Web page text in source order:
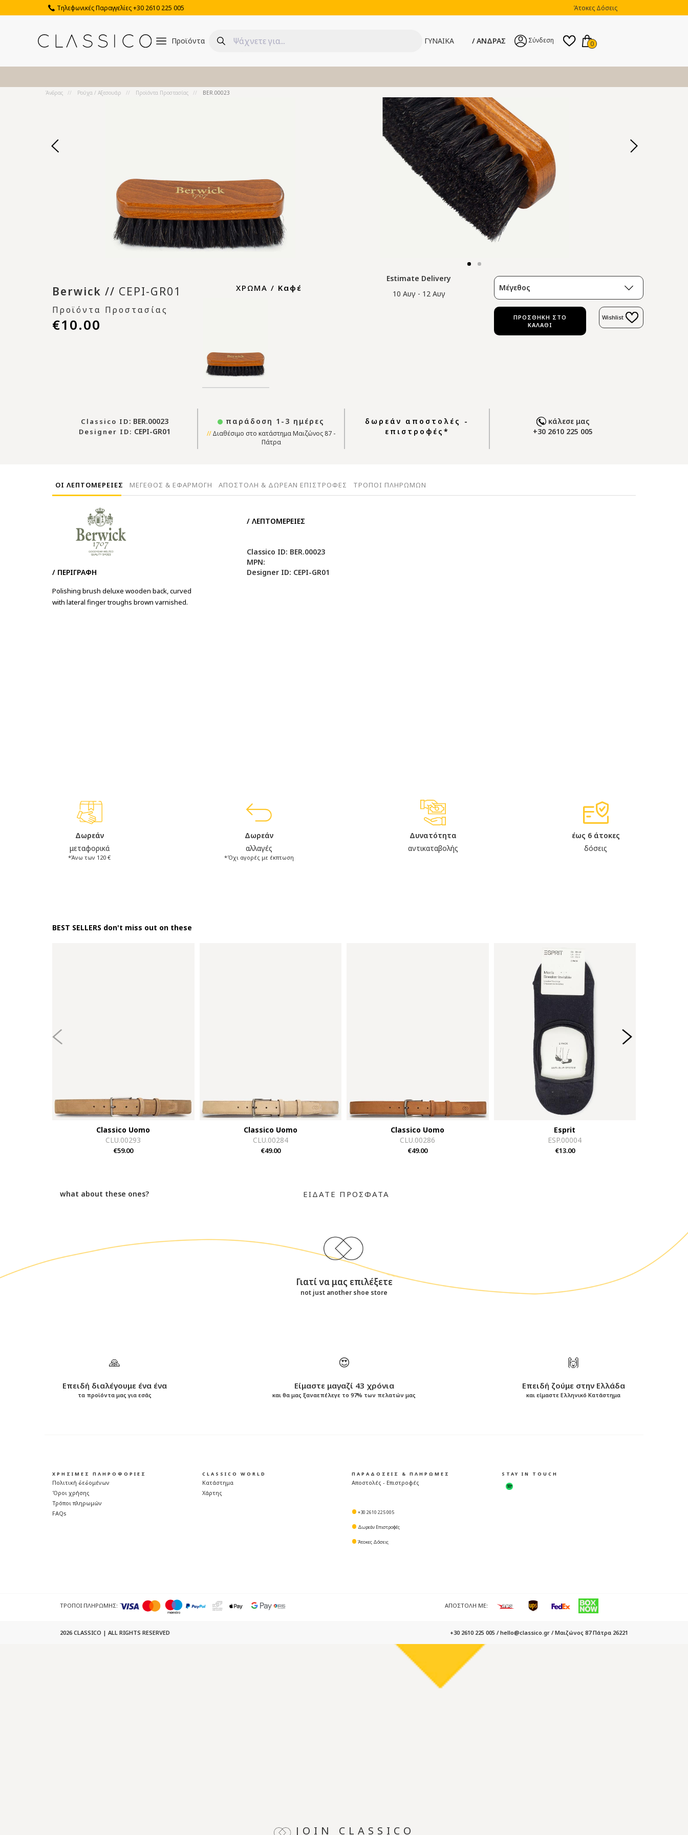
Τηλεφωνικές Παραγγελίες +30 2610 225 005 Άτοκες Δόσεις
Προϊόντα ΓΥΝΑΙΚΑ ΑΝΔΡΑΣ Σύνδεση 0
Άνδρας Ρούχα / Αξεσουάρ Προϊόντα Προστασίας BER.00023
Berwick // CEPI-GR01
Προϊόντα Προστασίας
€10.00
ΧΡΩΜΑ / Καφέ
Estimate Delivery
10 Αυγ - 12 Αυγ
Μέγεθος
ΠΡΟΣΘΗΚΗ ΣΤΟ
ΚΑΛΑΘΙ
Wishlist
Classico ID: BER.00023
Designer ID: CEPI-GR01
παράδοση 1-3 ημέρες
Διαθέσιμο στο κατάστημα Μαιζώνος 87 -
Πάτρα
δωρεάν αποστολές -
επιστροφές*
κάλεσε μας
+30 2610 225 005
ΟΙ ΛΕΠΤΟΜΕΡΕΙΕΣ ΜΕΓΕΘΟΣ & ΕΦΑΡΜΟΓΗ ΑΠΟΣΤΟΛΗ & ΔΩΡΕΑΝ ΕΠΙΣΤΡΟΦΕΣ ΤΡΟΠΟΙ ΠΛΗΡΩΜΩΝ
/ ΠΕΡΙΓΡΑΦΗ
Polishing brush deluxe wooden back, curved
with lateral finger troughs brown varnished.
/ ΛΕΠΤΟΜΕΡΕΙΕΣ
Classico ID: BER.00023
MPN:
Designer ID: CEPI-GR01
Δωρεάν
μεταφορικά
*Άνω των 120 €
Δωρεάν
αλλαγές
*Όχι αγορές με έκπτωση
Δυνατότητα
αντικαταβολής
έως 6 άτοκες
δόσεις
BEST SELLERS don't miss out on these
Classico Uomo
CLU.00293
€59.00
Classico Uomo
CLU.00284
€49.00
Classico Uomo
CLU.00286
€49.00
Esprit
ESP.00004
€13.00
what about these ones? ΕΙΔΑΤΕ ΠΡΟΣΦΑΤΑ
Γιατί να μας επιλέξετε
not just another shoe store
🙏
Επειδή διαλέγουμε ένα ένα
τα προϊόντα μας για εσάς
😍
Είμαστε μαγαζί 43 χρόνια
και θα μας ξαναεπέλεγε το 97% των πελατών μας
🙌
Επειδή ζούμε στην Ελλάδα
και είμαστε Ελληνικό Κατάστημα
ΧΡΗΣΙΜΕΣ ΠΛΗΡΟΦΟΡΙΕΣ
Πολιτική δεδομένων
Όροι χρήσης
Τρόποι πληρωμών
FAQs
CLASSICO WORLD
Κατάστημα
Χάρτης
ΠΑΡΑΔΟΣΕΙΣ & ΠΛΗΡΩΜΕΣ
Αποστολές - Επιστροφές
+30 2610 225 005
Δωρεάν Επιστροφές
Άτοκες Δόσεις
STAY IN TOUCH
ΤΡΟΠΟΙ ΠΛΗΡΩΜΗΣ: ΑΠΟΣΤΟΛΗ ΜΕ:
2026 CLASSICO | ALL RIGHTS RESERVED +30 2610 225 005 / hello@classico.gr / Μαιζώνος 87 Πάτρα 26221
JOIN CLASSICO